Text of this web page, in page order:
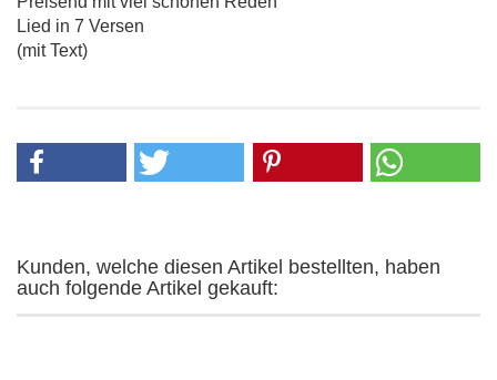
Lied in 7 Versen
(mit Text)
Kunden, welche diesen Artikel bestellten, haben
auch folgende Artikel gekauft: